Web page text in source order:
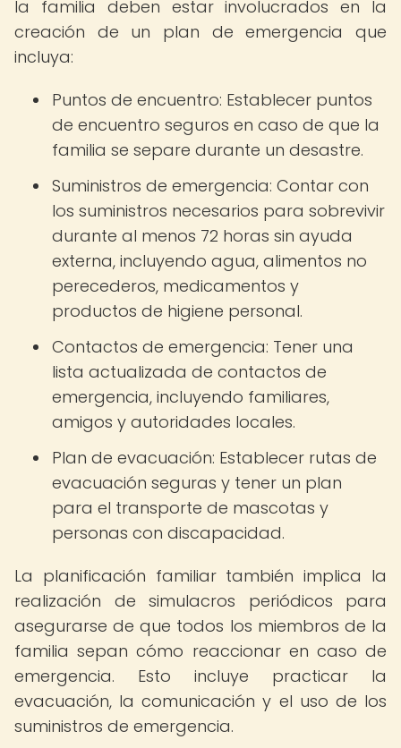
la familia deben estar involucrados en la
creación de un plan de emergencia que
incluya:
Puntos de encuentro: Establecer puntos
de encuentro seguros en caso de que la
familia se separe durante un desastre.
Suministros de emergencia: Contar con
los suministros necesarios para sobrevivir
durante al menos 72 horas sin ayuda
externa, incluyendo agua, alimentos no
perecederos, medicamentos y
productos de higiene personal.
Contactos de emergencia: Tener una
lista actualizada de contactos de
emergencia, incluyendo familiares,
amigos y autoridades locales.
Plan de evacuación: Establecer rutas de
evacuación seguras y tener un plan
para el transporte de mascotas y
personas con discapacidad.
La planificación familiar también implica la
realización de simulacros periódicos para
asegurarse de que todos los miembros de la
familia sepan cómo reaccionar en caso de
emergencia. Esto incluye practicar la
evacuación, la comunicación y el uso de los
suministros de emergencia.